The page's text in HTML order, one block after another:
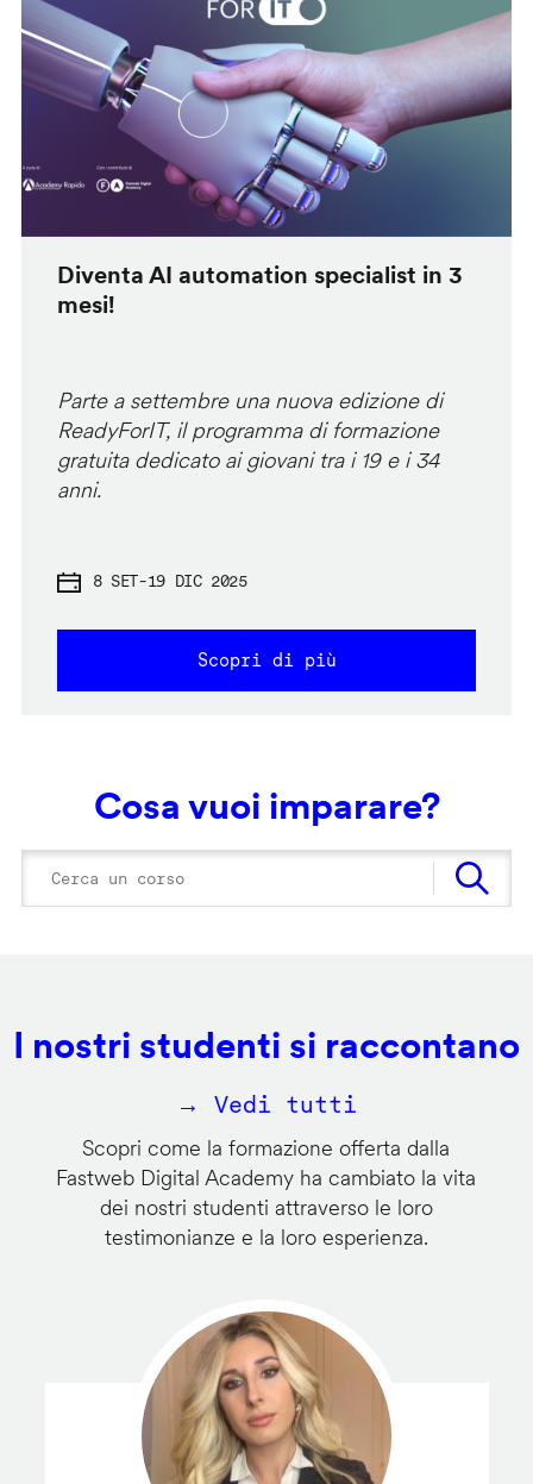
Diventa AI automation specialist in 3
mesi!
Parte a settembre una nuova edizione di
ReadyForIT, il programma di formazione
gratuita dedicato ai giovani tra i 19 e i 34
anni.
8 SET-19 DIC 2025
Scopri di più
Cosa vuoi imparare?
I nostri studenti si raccontano
→ Vedi tutti
Scopri come la formazione offerta dalla
Fastweb Digital Academy ha cambiato la vita
dei nostri studenti attraverso le loro
testimonianze e la loro esperienza.